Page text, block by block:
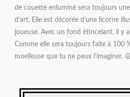
de couette enluminé sera toujours
d’art. Elle est décorée d’une licorne
joueuse. Avec un fond étincelant, il y
Comme elle sera toujours faite à 100
moelleuse que tu ne peux l’imaginer.